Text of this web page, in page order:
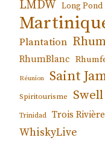
LMDW Long Pond
Plantation
RhumBlanc
Réunion Saint
Spiritourisme
Trinidad Trois
WhiskyLive